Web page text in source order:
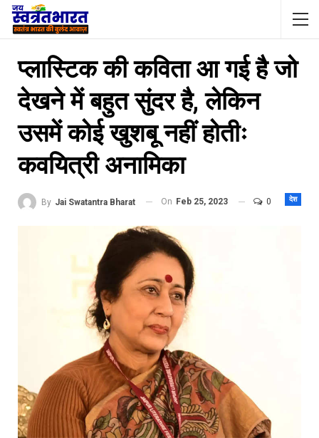
प्लास्टिक की कविता आ गई है जो
देखने में बहुत सुंदर है, लेकिन
उसमें कोई खुशबू नहीं होतीः
कवयित्री अनामिका
देश
By Jai Swatantra Bharat On Feb 25, 2023 0